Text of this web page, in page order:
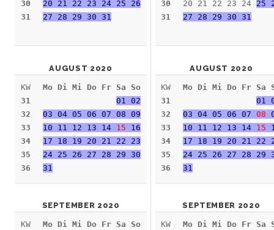
30
31
20 21 22 23 24 25 26
27 28 29 30 31
AUGUST 2020
KW
31
32
33
34
35
36
Mo Di Mi Do Fr Sa So
01 02
03 04 05 06 07 08 09
10 11 12 13 14 15 16
17 18 19 20 21 22 23
24 25 26 27 28 29 30
31
SEPTEMBER 2020
KW
Mo Di Mi Do Fr Sa So
30
31
20 21 22 23 24 25
27 28 29 30 31
AUGUST 2020
KW
31
32
33
34
35
36
Mo Di Mi Do Fr Sa
01
03 04 05 06 0708
10 11 12 13 14 15
17 18 19 20 21 22
24 25 26 27 28 29
31
SEPTEMBER 2020
KW
Mo Di Mi Do Fr Sa